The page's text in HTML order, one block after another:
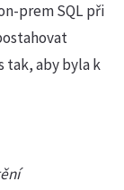
prem SQL při
tak, aby byla k